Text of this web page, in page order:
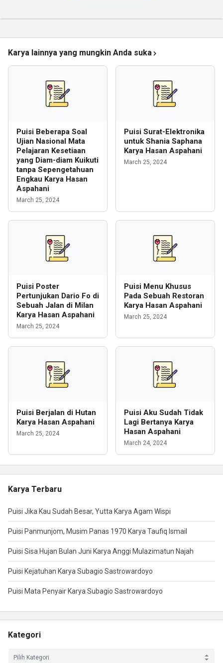
Karya lainnya yang mungkin Anda suka
Puisi Beberapa Soal
Ujian Nasional Mata
Pelajaran Kesetiaan
yang Diam-diam Kuikuti
tanpa Sepengetahuan
Engkau Karya Hasan
Aspahani
March 25, 2024
Puisi Surat-Elektronika
untuk Shania Saphana
Karya Hasan Aspahani
March 25, 2024
Puisi Poster
Pertunjukan Dario Fo di
Sebuah Jalan di Milan
Karya Hasan Aspahani
March 25, 2024
Puisi Menu Khusus
Pada Sebuah Restoran
Karya Hasan Aspahani
March 25, 2024
Puisi Berjalan di Hutan
Karya Hasan Aspahani
March 25, 2024
Puisi Aku Sudah Tidak
Lagi Bertanya Karya
Hasan Aspahani
March 24, 2024
Karya Terbaru
Puisi Jika Kau Sudah Besar, Yutta Karya Agam Wispi
Puisi Panmunjom, Musim Panas 1970 Karya Taufiq Ismail
Puisi Sisa Hujan Bulan Juni Karya Anggi Mulazimatun Najah
Puisi Kejatuhan Karya Subagio Sastrowardoyo
Puisi Mata Penyair Karya Subagio Sastrowardoyo
Kategori